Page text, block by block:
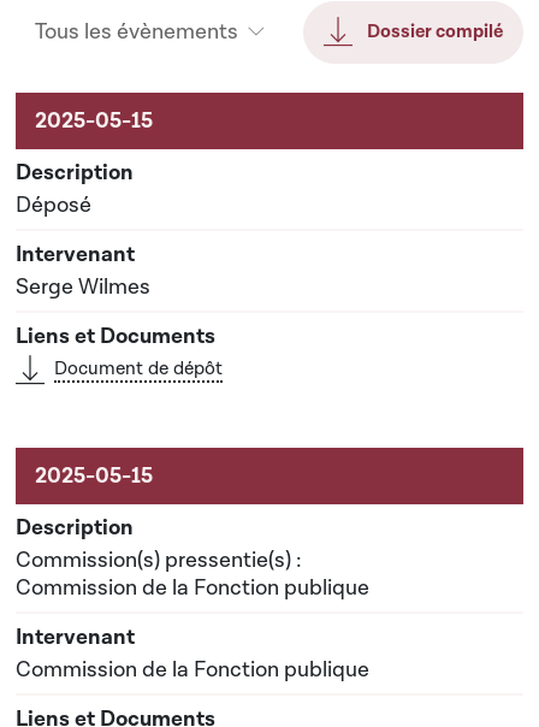
Tous les évènements Dossier compilé
Activités liées au dossier
Déposé
Serge Wilmes
Document de dépôt
Commission(s) pressentie(s) :
Commission de la Fonction publique
Commission de la Fonction publique